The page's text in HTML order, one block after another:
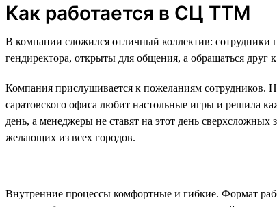
Как работается в СЦ ТТМ
В компании сложился отличный коллектив: сотрудники
гендиректора, открыты для общения, а обращаться друг
Компания прислушивается к пожеланиям сотрудников.
саратовского офиса любит настольные игры и решила
день, а менеджеры не ставят на этот день
желающих из всех городов.
Внутренние процессы комфортные и гибкие. Формат